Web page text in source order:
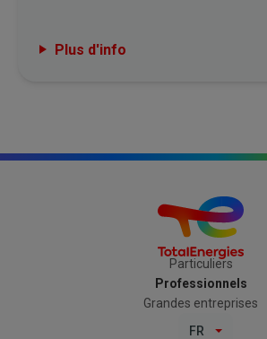
Plus d'info
Particuliers
Professionnels
Grandes entreprises
FR